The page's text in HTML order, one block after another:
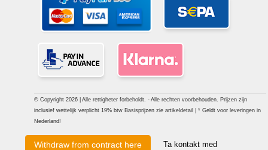
© Copyright 2026 | Alle rettigheter forbeholdt. - Alle rechten voorbehouden. Prijzen zijn
inclusief wettelijk verplicht 19% btw Basisprijzen zie artikeldetail | * Geldt voor leveringen in
Nederland!
Withdraw from contract here Ta kontakt med